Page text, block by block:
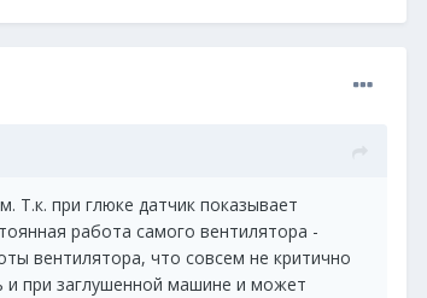
Т.к. при глюке датчик показывает
работа самого вентилятора -
вентилятора, что совсем не критично
и при заглушенной машине и может